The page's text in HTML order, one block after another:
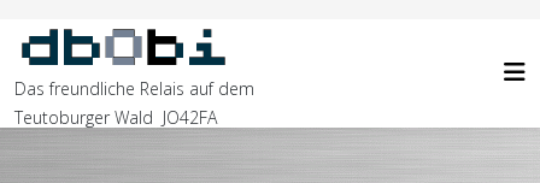
Das freundliche Relais auf dem
Teutoburger Wald JO42FA